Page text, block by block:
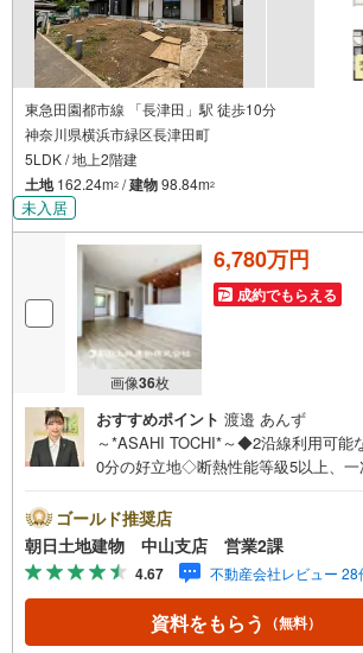
東急田園都市線 「長津田」駅 徒歩10分
神奈川県横浜市緑区長津田町
5LDK / 地上2階建
土地162.24m2 /建物98.84m2
未入居
画像36枚
6,780万円
成約でもらえる
おすすめポイント 渡邉 あんず
～*ASAHI TOCHI*～◆2沿線利用可能
0分の好立地◇断熱性能等級5以上、
の収納豊富◇閑静な住宅街◆小学校徒
い、安心のおとりつぎ * * * *おかげさ
ことができました♪ご成約件数7万件
も対応可能です！☆JR横浜線「中山
約は『朝日土地建物中山店』まで！
は地域密着を合言葉に全13店舗でそ
ゴールド推奨店
朝日土地建物 中山支店 営業2課
4.67 不動産会社レビュー 28
資料をもらう （無料）